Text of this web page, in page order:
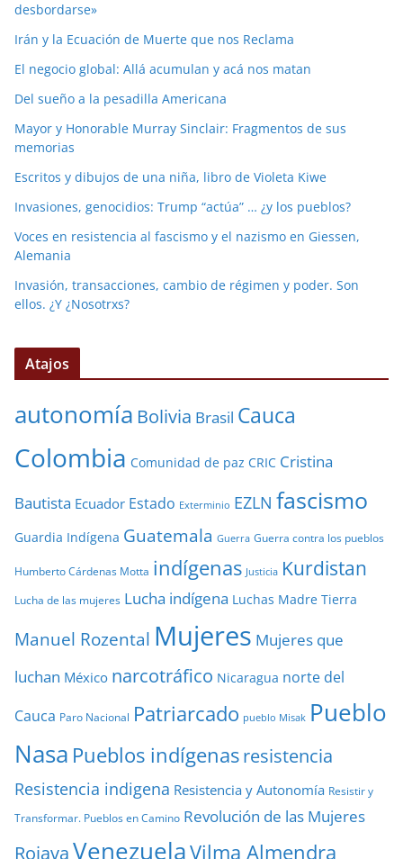
desbordarse»
Irán y la Ecuación de Muerte que nos Reclama
El negocio global: Allá acumulan y acá nos matan
Del sueño a la pesadilla Americana
Mayor y Honorable Murray Sinclair: Fragmentos de sus
memorias
Escritos y dibujos de una niña, libro de Violeta Kiwe
Invasiones, genocidios: Trump “actúa” … ¿y los pueblos?
Voces en resistencia al fascismo y el nazismo en Giessen,
Alemania
Invasión, transacciones, cambio de régimen y poder. Son
ellos. ¿Y ¿Nosotrxs?
Atajos
autonomía Bolivia Brasil Cauca
Colombia Comunidad de paz CRIC Cristina
Bautista Ecuador Estado Exterminio EZLN fascismo
Guardia Indígena Guatemala Guerra Guerra contra los pueblos
Humberto Cárdenas Motta indígenas Justicia Kurdistan
Lucha de las mujeres Lucha indígena Luchas Madre Tierra
Manuel Rozental Mujeres Mujeres que
luchan México narcotráfico Nicaragua norte del
Cauca Paro Nacional Patriarcado pueblo Misak Pueblo
Nasa Pueblos indígenasresistencia
Resistencia indigena Resistencia y Autonomía Resistir y
Transformar. Pueblos en Camino Revolución de las Mujeres
RojavaVenezuelaVilma Almendra